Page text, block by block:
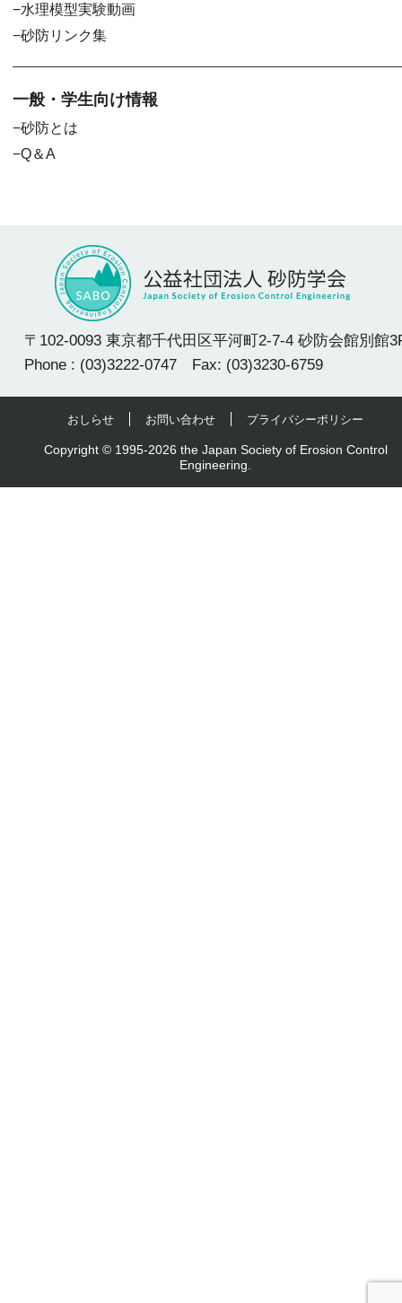
水理模型実験動画
砂防リンク集
一般・学生向け情報
砂防とは
Q＆A
〒102-0093 東京都千代田区平河町2-7-4 砂防会館別館
Phone : (03)3222-0747 Fax: (03)3230-6759
おしらせ お問い合わせ プライバシーポリシー
Copyright © 1995-2026 the Japan Society of Erosion Control
Engineering.